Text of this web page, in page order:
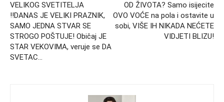
VELIKOG SVETITELJA
!!DANAS JE VELIKI PRAZNIK,
SAMO JEDNA STVAR SE
STROGO POŠTUJE! Običaj JE
STAR VEKOVIMA, veruje se DA
SVETAC…
OD ŽIVOTA? Samo isijecite
OVO VOĆE na pola i ostavite u
sobi, VIŠE IH NIKADA NEĆETE
VIDJETI BLIZU!